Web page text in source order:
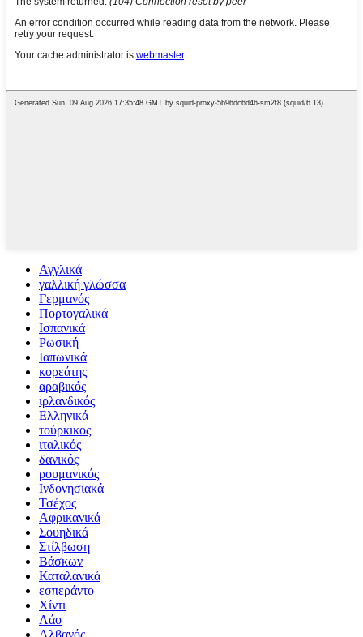
Αγγλικά
γαλλική γλώσσα
Γερμανός
Πορτογαλικά
Ισπανικά
Ρωσική
Ιαπωνικά
κορεάτης
αραβικός
ιρλανδικός
Ελληνικά
τούρκικος
ιταλικός
δανικός
ρουμανικός
Ινδονησιακά
Τσέχος
Αφρικανικά
Σουηδικά
Στίλβωση
Βάσκων
Καταλανικά
εσπεράντο
Χίντι
Λάο
Αλβανός